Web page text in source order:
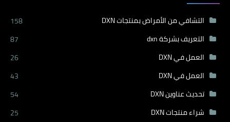
التشافي من الأمراض بمنتجات DXN
158
التعريف بشركة dxn
87
العمل في DXN
26
العمل في DXN
43
تحديث عناوين DXN
54
شراء منتجات DXN
25